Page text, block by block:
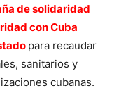
de solidaridad
con Cuba
para recaudar
sanitarios y
cubanas.